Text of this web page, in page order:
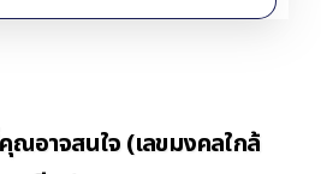
ณอาจสนใจ (เลขมงคลใกล้